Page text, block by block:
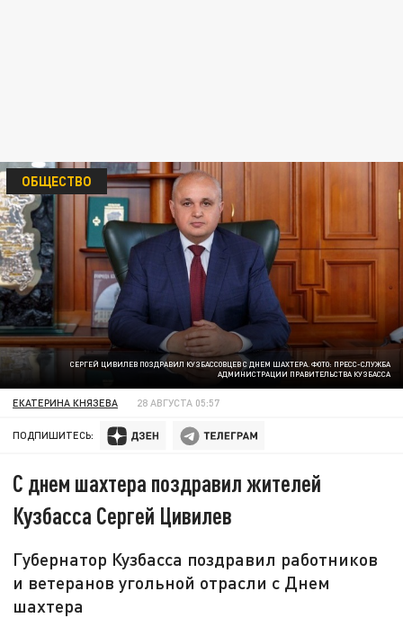
СЕРГЕЙ ЦИВИЛЕВ ПОЗДРАВИЛ КУЗБАССОВЦЕВ С ДНЕМ ШАХТЕРА. ФОТО: ПРЕСС-СЛУЖБА
АДМИНИСТРАЦИИ ПРАВИТЕЛЬСТВА КУЗБАССА
ОБЩЕСТВО
ЕКАТЕРИНА КНЯЗЕВА 28 АВГУСТА 05:57
ПОДПИШИТЕСЬ:
С днем шахтера поздравил жителей
Кузбасса Сергей Цивилев
Губернатор Кузбасса поздравил работников
и ветеранов угольной отрасли с Днем
шахтера